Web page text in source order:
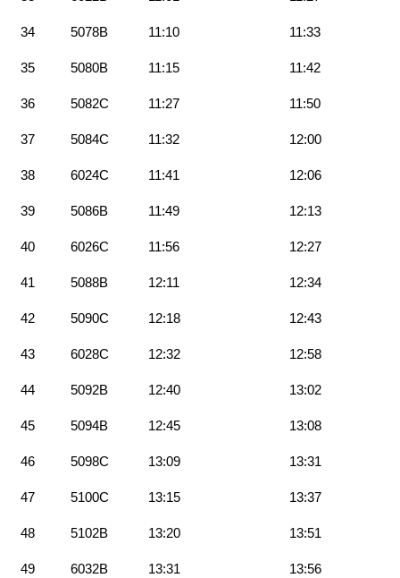
34 5078B 11:10 11:33
35 5080B 11:15 11:42
36 5082C 11:27 11:50
37 5084C 11:32 12:00
38 6024C 11:41 12:06
39 5086B 11:49 12:13
40 6026C 11:56 12:27
41 5088B 12:11 12:34
42 5090C 12:18 12:43
43 6028C 12:32 12:58
44 5092B 12:40 13:02
45 5094B 12:45 13:08
46 5098C 13:09 13:31
47 5100C 13:15 13:37
48 5102B 13:20 13:51
49 6032B 13:31 13:56